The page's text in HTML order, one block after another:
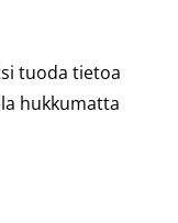
tuoda tietoa
hukkumatta